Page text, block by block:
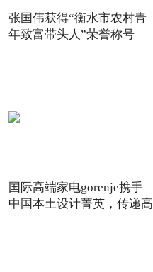
张国伟获得“衡水市农村青
年致富带头人”荣誉称号
国际高端家电gorenje携手
中国本土设计菁英，传递高